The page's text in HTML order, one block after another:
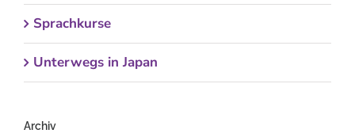
Sprachkurse
Unterwegs in Japan
Archiv